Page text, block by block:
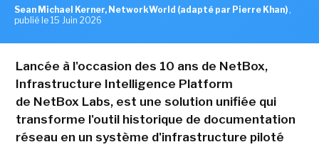
Sean Michael Kerner, NetworkWorld (adapté par Pierre Khan) ,
publié le 15 Juin 2026
Lancée à l'occasion des 10 ans de NetBox,
Infrastructure Intelligence Platform
de NetBox Labs, est une solution unifiée qui
transforme l'outil historique de documentation
réseau en un système d'infrastructure piloté